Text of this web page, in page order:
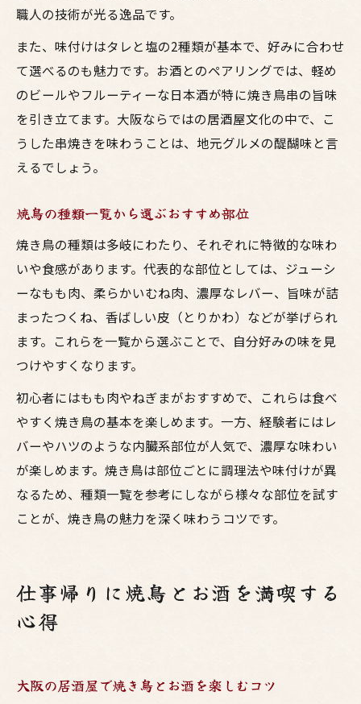
職人の技術が光る逸品です。
また、味付けはタレと塩の2種類が基本で、好みに合わせ
て選べるのも魅力です。お酒とのペアリングでは、軽め
のビールやフルーティーな日本酒が特に焼き鳥串の旨味
を引き立てます。大阪ならではの居酒屋文化の中で、こ
うした串焼きを味わうことは、地元グルメの醍醐味と言
えるでしょう。
焼鳥の種類一覧から選ぶおすすめ部位
焼き鳥の種類は多岐にわたり、それぞれに特徴的な味わ
いや食感があります。代表的な部位としては、ジューシ
ーなもも肉、柔らかいむね肉、濃厚なレバー、旨味が詰
まったつくね、香ばしい皮（とりかわ）などが挙げられ
ます。これらを一覧から選ぶことで、自分好みの味を見
つけやすくなります。
初心者にはもも肉やねぎまがおすすめで、これらは食べ
やすく焼き鳥の基本を楽しめます。一方、経験者にはレ
バーやハツのような内臓系部位が人気で、濃厚な味わい
が楽しめます。焼き鳥は部位ごとに調理法や味付けが異
なるため、種類一覧を参考にしながら様々な部位を試す
ことが、焼き鳥の魅力を深く味わうコツです。
仕事帰りに焼鳥とお酒を満喫する
心得
大阪の居酒屋で焼き鳥とお酒を楽しむコツ